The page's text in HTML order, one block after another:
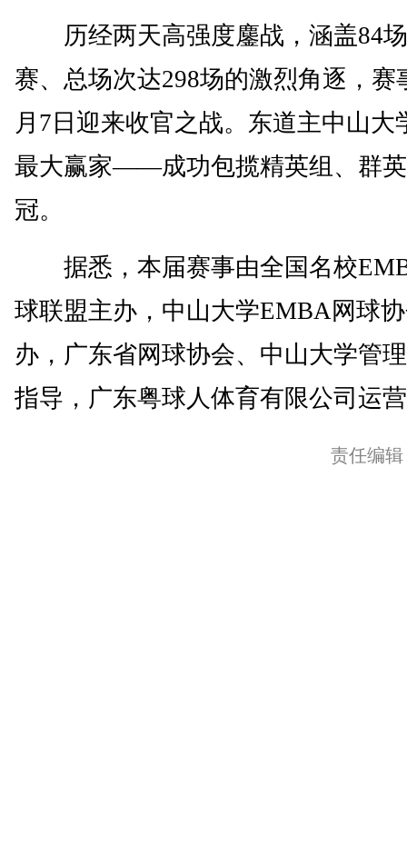
历经两天高强度鏖战，涵盖84
赛、总场次达298场的激烈角逐，赛
月7日迎来收官之战。东道主中山大
最大赢家——成功包揽精英组、群
冠。
据悉，本届赛事由全国名校
球联盟主办，中山大学EMBA网球
办，广东省网球协会、中山大学管
指导，广东粤球人体育有限公司运
责任编